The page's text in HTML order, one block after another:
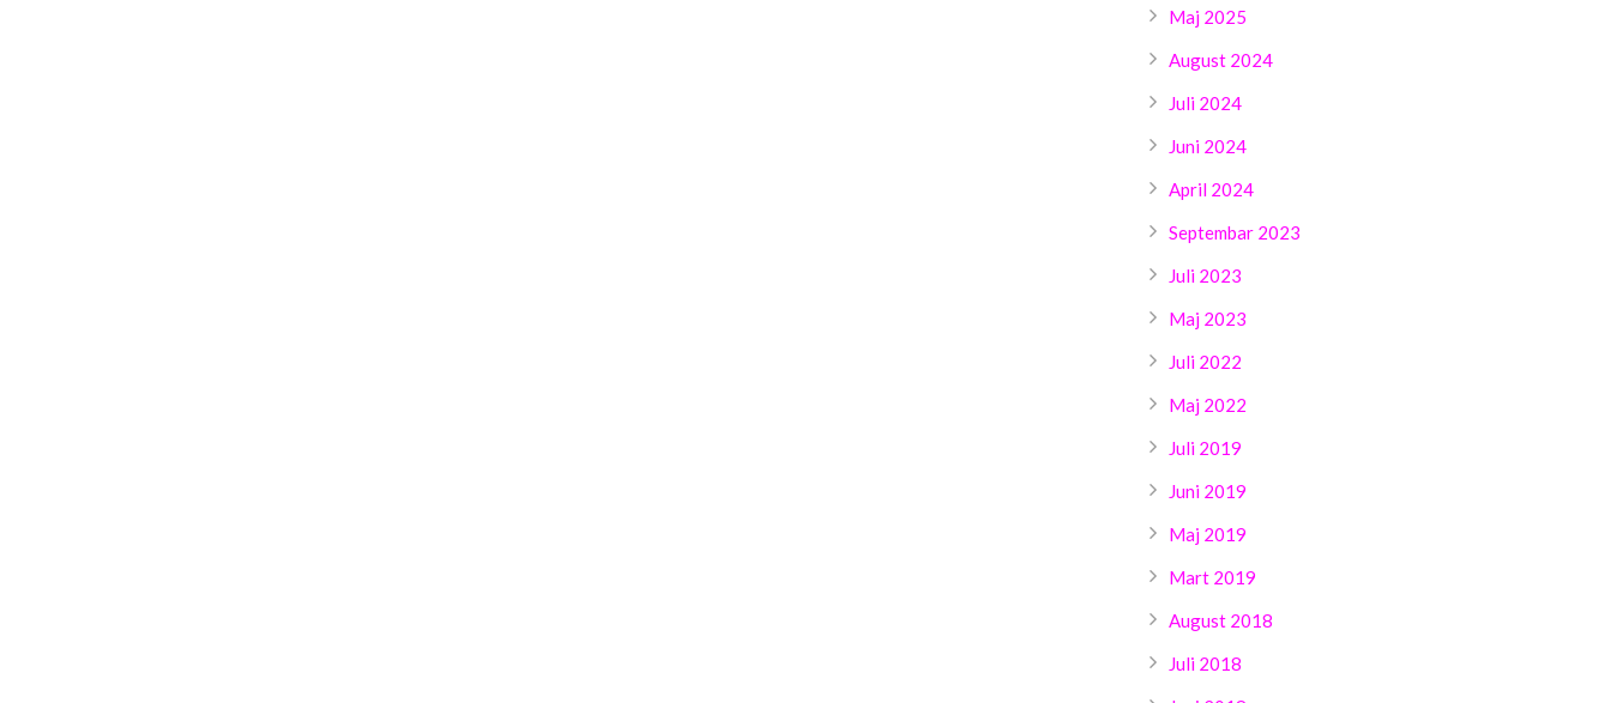
Maj 2025
August 2024
Juli 2024
Juni 2024
April 2024
Septembar 2023
Juli 2023
Maj 2023
Juli 2022
Maj 2022
Juli 2019
Juni 2019
Maj 2019
Mart 2019
August 2018
Juli 2018